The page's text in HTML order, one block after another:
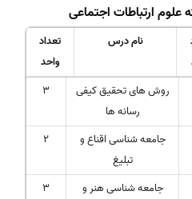
ارتباطات اجتماعی
نام درس
تعداد
واحد
روش های تحقیق کیفی
رسانه ها
3
جامعه شناسی اقناع و
تبلیغ
2
جامعه شناسی هنر و
3